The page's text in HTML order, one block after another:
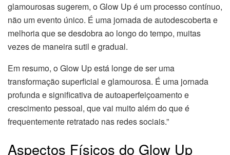
glamourosas sugerem, o Glow Up é um processo contínuo,
não um evento único. É uma jornada de autodescoberta e
melhoria que se desdobra ao longo do tempo, muitas
vezes de maneira sutil e gradual.
Em resumo, o Glow Up está longe de ser uma
transformação superficial e glamourosa. É uma jornada
profunda e significativa de autoaperfeiçoamento e
crescimento pessoal, que vai muito além do que é
frequentemente retratado nas redes sociais.”
Aspectos Físicos do Glow Up